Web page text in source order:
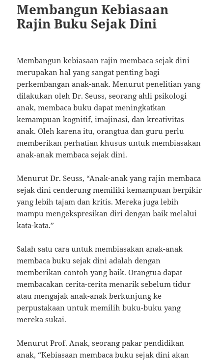
Membangun Kebiasaan
Rajin Buku Sejak Dini
Membangun kebiasaan rajin membaca sejak dini
merupakan hal yang sangat penting bagi
perkembangan anak-anak. Menurut penelitian yang
dilakukan oleh Dr. Seuss, seorang ahli psikologi
anak, membaca buku dapat meningkatkan
kemampuan kognitif, imajinasi, dan kreativitas
anak. Oleh karena itu, orangtua dan guru perlu
memberikan perhatian khusus untuk membiasakan
anak-anak membaca sejak dini.
Menurut Dr. Seuss, “Anak-anak yang rajin membaca
sejak dini cenderung memiliki kemampuan berpikir
yang lebih tajam dan kritis. Mereka juga lebih
mampu mengekspresikan diri dengan baik melalui
kata-kata.”
Salah satu cara untuk membiasakan anak-anak
membaca buku sejak dini adalah dengan
memberikan contoh yang baik. Orangtua dapat
membacakan cerita-cerita menarik sebelum tidur
atau mengajak anak-anak berkunjung ke
perpustakaan untuk memilih buku-buku yang
mereka sukai.
Menurut Prof. Anak, seorang pakar pendidikan
anak, “Kebiasaan membaca buku sejak dini akan